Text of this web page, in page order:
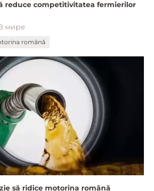
reduce competitivitatea fermierilor
мире
română
să ridice motorina română